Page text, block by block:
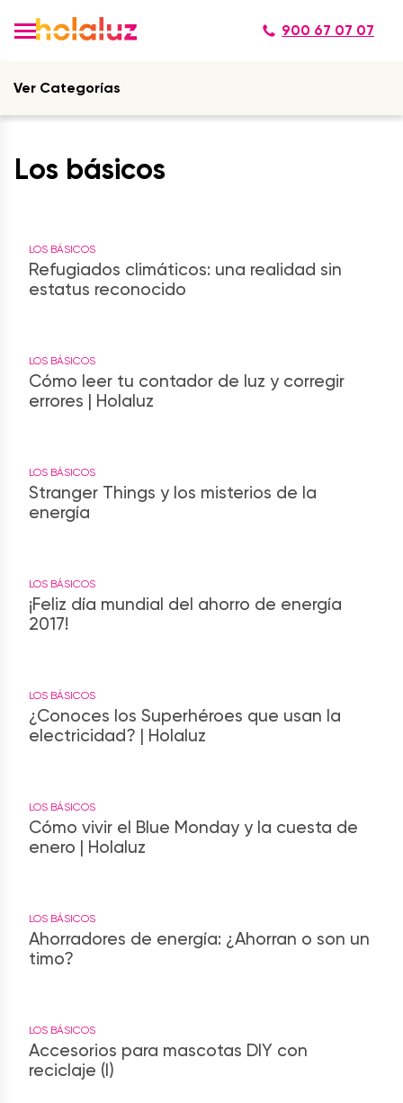
900 67 07 07
Ver Categorías
Los básicos
LOS BÁSICOS
Refugiados climáticos: una realidad sin
estatus reconocido
LOS BÁSICOS
Cómo leer tu contador de luz y corregir
errores | Holaluz
LOS BÁSICOS
Stranger Things y los misterios de la
energía
LOS BÁSICOS
¡Feliz día mundial del ahorro de energía
2017!
LOS BÁSICOS
¿Conoces los Superhéroes que usan la
electricidad? | Holaluz
LOS BÁSICOS
Cómo vivir el Blue Monday y la cuesta de
enero | Holaluz
LOS BÁSICOS
Ahorradores de energía: ¿Ahorran o son un
timo?
LOS BÁSICOS
Accesorios para mascotas DIY con
reciclaje (I)